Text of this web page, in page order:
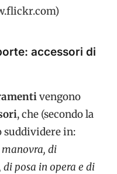
accessori di
vengono
, che (secondo la
suddividere in:
manovra, di
posa in opera e di